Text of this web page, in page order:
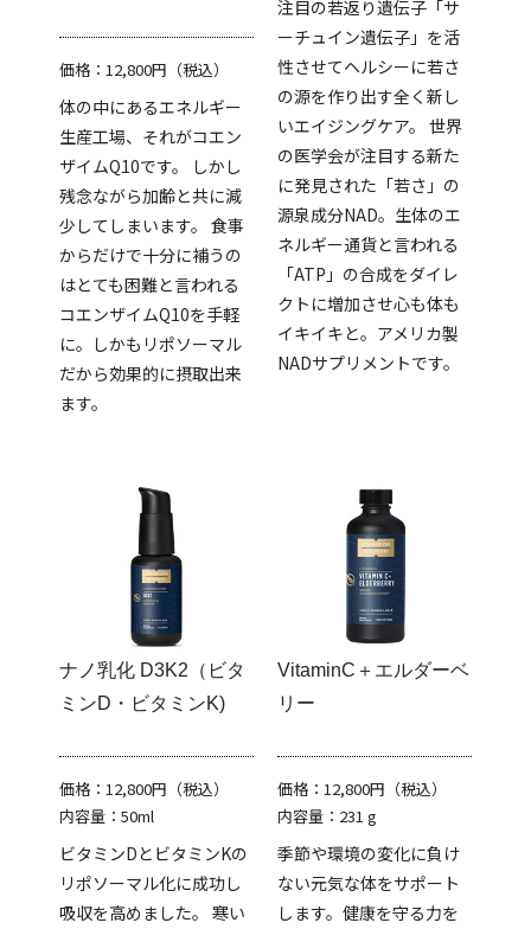
価格：12,800円（税込）
体の中にあるエネルギー
生産工場、それがコエン
ザイムQ10です。 しかし
残念ながら加齢と共に減
少してしまいます。 食事
からだけで十分に補うの
はとても困難と言われる
コエンザイムQ10を手軽
に。しかもリポソーマル
だから効果的に摂取出来
ます。
注目の若返り遺伝子「サ
ーチュイン遺伝子」を活
性させてヘルシーに若さ
の源を作り出す全く新し
いエイジングケア。 世界
の医学会が注目する新た
に発見された「若さ」の
源泉成分NAD。生体のエ
ネルギー通貨と言われる
「ATP」の合成をダイレ
クトに増加させ心も体も
イキイキと。アメリカ製
NADサプリメントです。
ナノ乳化 D3K2（ビタ
ミンD・ビタミンK)
価格：12,800円（税込）
内容量：50ml
ビタミンDとビタミンKの
リポソーマル化に成功し
吸収を高めました。 寒い
VitaminC＋エルダーベ
リー
価格：12,800円（税込）
内容量：231 g
季節や環境の変化に負け
ない元気な体をサポート
します。健康を守る力を